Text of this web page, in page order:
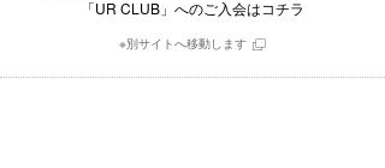
「UR CLUB」へのご入会はコチラ
※別サイトへ移動します